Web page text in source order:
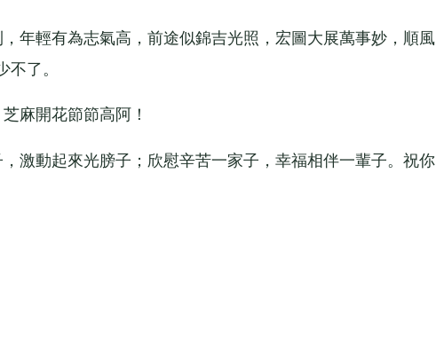
輕有為志氣高，前途似錦吉光照，宏圖大展萬事妙，順風
了。
麻開花節節高阿！
動起來光膀子；欣慰辛苦一家子，幸福相伴一輩子。祝你